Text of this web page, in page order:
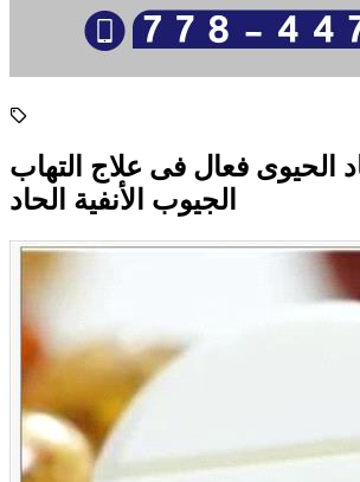
الحيوى فعال فى علاج التهاب
الجيوب الأنفية الحاد